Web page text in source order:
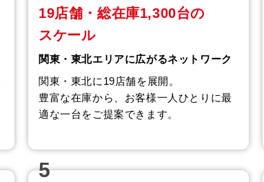
19店舗・総在庫1,300台の
スケール
関東・東北エリアに広がるネットワーク
関東・東北に19店舗を展開。
豊富な在庫から、お客様一人ひとりに最
適な一台をご提案できます。
5